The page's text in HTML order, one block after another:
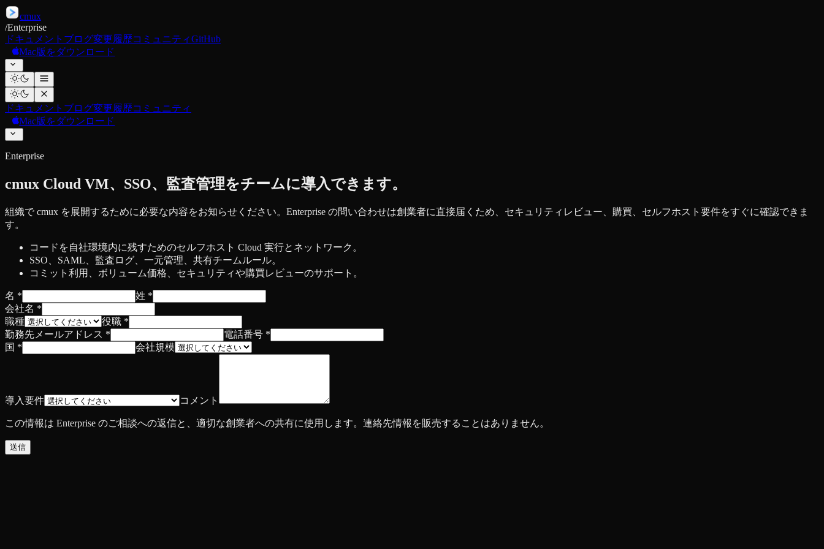
cmux
/Enterprise
ドキュメント ブログ変更履歴コミュニティGitHub
Mac版をダウンロード
ドキュメント ブログ変更履歴コミュニティ
Mac版をダウンロード
Enterprise
cmux Cloud VM、SSO、監査管理をチームに導入できます。
組織で cmux を展開するために必要な内容をお知らせください。Enterprise の問い合わせは創業者に直接届くため、セキュリティレビュー、購買、セルフホスト要件をすぐに確認できま
す。
コードを自社環境内に残すためのセルフホスト Cloud 実行とネットワーク。
SSO、SAML、監査ログ、一元管理、共有チームルール。
コミット利用、ボリューム価格、セキュリティや購買レビューのサポート。
名 * 姓 *
会社名 *
職種
役職 *
勤務先メールアドレス * 電話番号 *
国 * 会社規模
導入要件 コメント
この情報は Enterprise のご相談への返信と、適切な創業者への共有に使用します。連絡先情報を販売することはありません。
送信